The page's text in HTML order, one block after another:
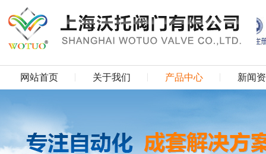
网站首页 关于我们 产品中心 新闻